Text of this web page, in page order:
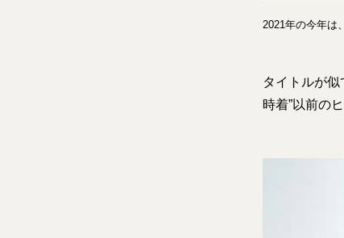
2021年の今年は
タイトルが
時着”以前の